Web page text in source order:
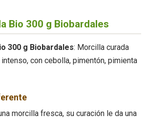
Bio 300 g Biobardales
300 g Biobardales: Morcilla curada
con cebolla, pimentón, pimienta
morcilla fresca, su curación le da una